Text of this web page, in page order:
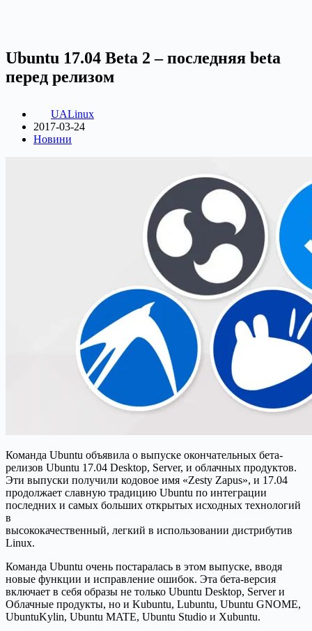
Ubuntu 17.04 Beta 2 – последняя beta
перед релизом
UALinux
2017-03-24
Новини
Команда Ubuntu объявила о выпуске окончательных бета-
релизов Ubuntu 17.04 Desktop, Server, и облачных продуктов.
Эти выпуски получили кодовое имя «Zesty Zapus», и 17.04
продолжает славную традицию Ubuntu по интеграции
последних и самых больших открытых исходных технологий
в
высококачественный, легкий в использовании дистрибутив
Linux.
Команда Ubuntu очень постаралась в этом выпуске, вводя
новые функции и исправление ошибок. Эта бета-версия
включает в себя образы не только Ubuntu Desktop, Server и
Облачные продукты, но и Kubuntu, Lubuntu, Ubuntu GNOME,
UbuntuKylin, Ubuntu MATE, Ubuntu Studio и Xubuntu.